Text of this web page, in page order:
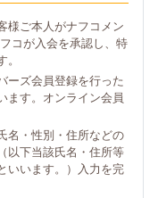
様ご本人がナフコメン
コが入会を承認し、特
ーズ会員登録を行った
ます。オンライン会員
名・性別・住所などの
以下当該氏名・住所等
いいます。）入力を完